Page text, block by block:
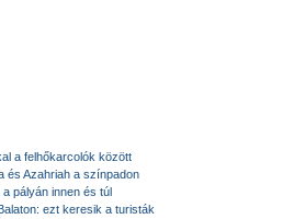
a felhőkarcolók között
és Azahriah a színpadon
a pályán innen és túl
ezt keresik a turisták